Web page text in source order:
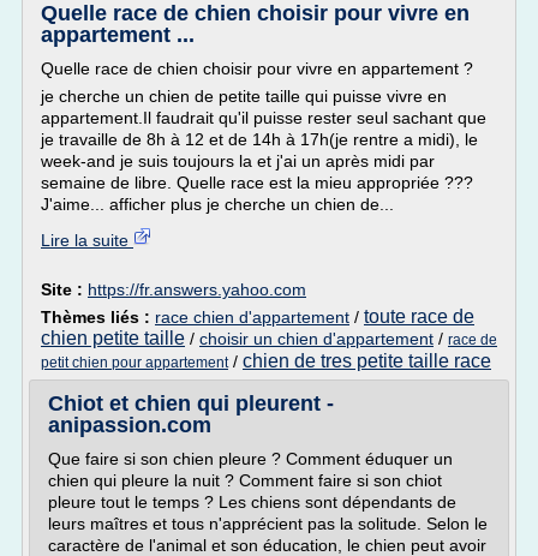
Quelle race de chien choisir pour vivre en
appartement ...
Quelle race de chien choisir pour vivre en appartement ?
je cherche un chien de petite taille qui puisse vivre en
appartement.Il faudrait qu'il puisse rester seul sachant que
je travaille de 8h à 12 et de 14h à 17h(je rentre a midi), le
week-and je suis toujours la et j'ai un après midi par
semaine de libre. Quelle race est la mieu appropriée ???
J'aime... afficher plus je cherche un chien de...
Lire la suite
Site : https://fr.answers.yahoo.com
Thèmes liés : race chien d'appartement / toute race de
chien petite taille / choisir un chien d'appartement / race de
petit chien pour appartement/ chien de tres petite taille race
Chiot et chien qui pleurent -
anipassion.com
Que faire si son chien pleure ? Comment éduquer un
chien qui pleure la nuit ? Comment faire si son chiot
pleure tout le temps ? Les chiens sont dépendants de
leurs maîtres et tous n'apprécient pas la solitude. Selon le
caractère de l'animal et son éducation, le chien peut avoir